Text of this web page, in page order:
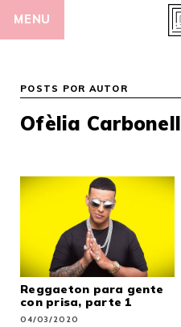
MENU
POSTS POR AUTOR
Ofèlia Carbonell
Reggaeton para gente
con prisa, parte 1
04/03/2020